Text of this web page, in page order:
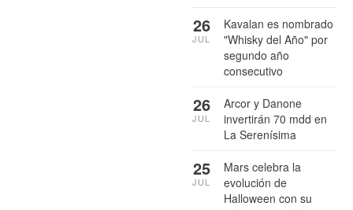
Kavalan es nombrado
"Whisky del Año" por
segundo año
consecutivo
26
JUL
Arcor y Danone
invertirán 70 mdd en
La Serenísima
26
JUL
Mars celebra la
evolución de
Halloween con su
25
JUL